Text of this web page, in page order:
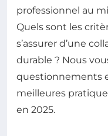
professionnel au
Quels sont les
s’assurer d’une
durable ? Nous
questionnements
meilleures
en 2025.